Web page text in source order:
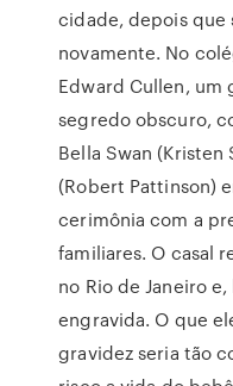
cidade, depois que
novamente. No
Edward Cullen, um
segredo obscuro,
Bella Swan
(Robert Pattinson)
cerimônia com a
familiares. O casal
no Rio de Janeiro
engravida. O que
gravidez seria tão